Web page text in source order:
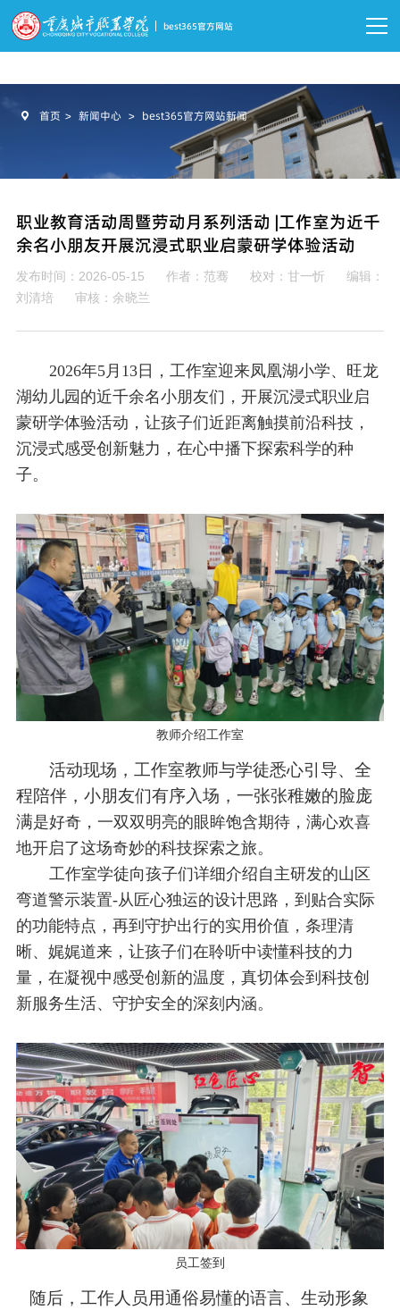
best365·(中国区)官方网站
best365官方网站
首页
关于我们 
党建工作 
教学科研 
实习就业 
产教融合
国际交流
媒体关注
联系我们
 首页 > 新闻中心 > best365官方网站新闻
职业教育活动周暨劳动月系列活动 |工作室为近千
余名小朋友开展沉浸式职业启蒙研学体验活动
发布时间：2026-05-15 作者：范骞 校对：甘一忻
编辑：
刘清培
审核：余晓兰
2026年5月13日，工作室迎来凤凰湖小学、旺龙
湖幼儿园的近千余名小朋友们，开展沉浸式职业启
蒙研学体验活动，让孩子们近距离触摸前沿科技，
沉浸式感受创新魅力，在心中播下探索科学的种
子。
教师介绍工作室
活动现场，工作室教师与学徒悉心引导、全
程陪伴，小朋友们有序入场，一张张稚嫩的脸庞
满是好奇，一双双明亮的眼眸饱含期待，满心欢喜
地开启了这场奇妙的科技探索之旅。
工作室学徒向孩子们详细介绍自主研发的山区
弯道警示装置-从匠心独运的设计思路，到贴合实际
的功能特点，再到守护出行的实用价值，条理清
晰、娓娓道来，让孩子们在聆听中读懂科技的力
量，在凝视中感受创新的温度，真切体会到科技创
新服务生活、守护安全的深刻内涵。
员工签到
随后，工作人员用通俗易懂的语言、生动形象